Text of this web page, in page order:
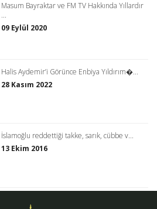
Masum Bayraktar ve FM TV Hakkında Yıllardır
...
09 Eylül 2020
Halis Aydemir’i Görünce Enbiya Yıldırım�...
28 Kasım 2022
İslamoğlu reddettiği takke, sarık, cübbe v...
13 Ekim 2016